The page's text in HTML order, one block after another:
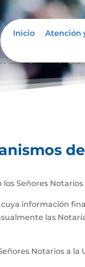
Inicio Atención
de inspección,
Señores
información
las
Notarios a la